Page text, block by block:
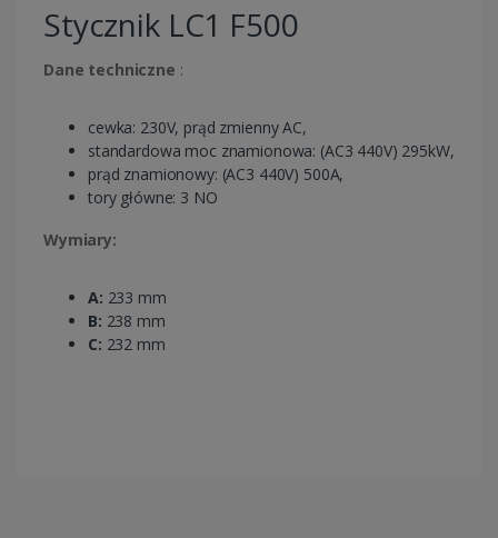
Stycznik LC1 F500
Dane techniczne :
cewka: 230V, prąd zmienny AC,
standardowa moc znamionowa: (AC3 440V) 295kW,
prąd znamionowy: (AC3 440V) 500A,
tory główne: 3 NO
Wymiary:
A: 233 mm
B: 238 mm
C: 232 mm